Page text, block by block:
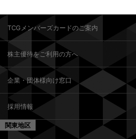
TCGメンバーズカードのご案内
株主優待をご利用の方へ
企業・団体様向け窓口
採用情報
関東地区